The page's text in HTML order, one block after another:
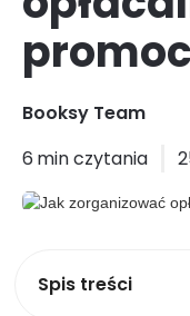
Booksy Team
6 min czytania
Spis treści